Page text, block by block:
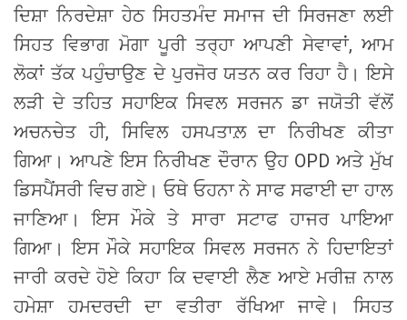
ਦਿਸ਼ਾ ਨਿਰਦੇਸ਼ਾ ਹੇਠ ਸਿਹਤਮੰਦ ਸਮਾਜ ਦੀ ਸਿਰਜਣਾ ਲਈ
ਸਿਹਤ ਵਿਭਾਗ ਮੋਗਾ ਪੂਰੀ ਤਰ੍ਹਾ ਆਪਣੀ ਸੇਵਾਵਾਂ, ਆਮ
ਲੋਕਾਂ ਤੱਕ ਪਹੁੰਚਾਉਣ ਦੇ ਪੁਰਜੋਰ ਯਤਨ ਕਰ ਰਿਹਾ ਹੈ। ਇਸੇ
ਲੜੀ ਦੇ ਤਹਿਤ ਸਹਾਇਕ ਸਿਵਲ ਸਰਜਨ ਡਾ ਜਯੋਤੀ ਵੱਲੋਂ
ਅਚਨਚੇਤ ਹੀ, ਸਿਵਿਲ ਹਸਪਤਾਲ਼ ਦਾ ਨਿਰੀਖਣ ਕੀਤਾ
ਗਿਆ। ਆਪਣੇ ਇਸ ਨਿਰੀਖਣ ਦੌਰਾਨ ਉਹ OPD ਅਤੇ ਮੁੱਖ
ਡਿਸਪੈਂਸਰੀ ਵਿਚ ਗਏ। ਓਥੇ ਓਹਨਾ ਨੇ ਸਾਫ ਸਫਾਈ ਦਾ ਹਾਲ
ਜਾਣਿਆ। ਇਸ ਮੌਕੇ ਤੇ ਸਾਰਾ ਸਟਾਫ ਹਾਜਰ ਪਾਇਆ
ਗਿਆ। ਇਸ ਮੌਕੇ ਸਹਾਇਕ ਸਿਵਲ ਸਰਜਨ ਨੇ ਹਿਦਾਇਤਾਂ
ਜਾਰੀ ਕਰਦੇ ਹੋਏ ਕਿਹਾ ਕਿ ਦਵਾਈ ਲੈਣ ਆਏ ਮਰੀਜ਼ ਨਾਲ
ਹਮੇਸ਼ਾ ਹਮਦਰਦੀ ਦਾ ਵਤੀਰਾ ਰੱਖਿਆ ਜਾਵੇ। ਸਿਹਤ